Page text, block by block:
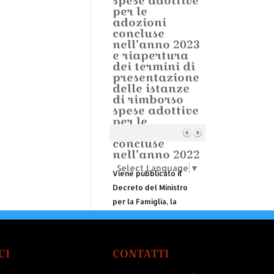
per le
adozioni
concluse
nell’anno 2023
e riapertura
dei termini di
presentazione
delle istanze
di rimborso
spese adottive
per le
concluse
nell’anno 2022
Viene pubblicato il
Decreto del Ministro
per la Famiglia, la
alla registrazione della
Select Language ▼
CONTATTI